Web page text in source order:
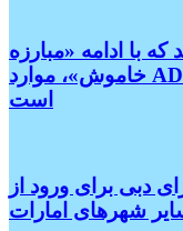
با ادامه «مبارزه
خاموش»، موارد ADHD در میان زنان افزایش یافته
است
دبی برای ورود از
شهر‌های امارات